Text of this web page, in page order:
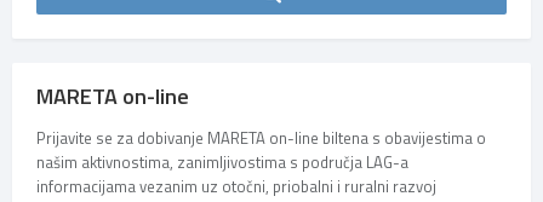
MARETA on-line
Prijavite se za dobivanje MARETA on-line biltena s obavijestima o
našim aktivnostima, zanimljivostima s područja LAG-a
informacijama vezanim uz otočni, priobalni i ruralni razvoj